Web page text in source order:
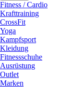
Fitness / Cardio
Krafttraining
CrossFit
Yoga
Kampfsport
Kleidung
Fitnessschuhe
Ausrüstung
Outlet
Marken